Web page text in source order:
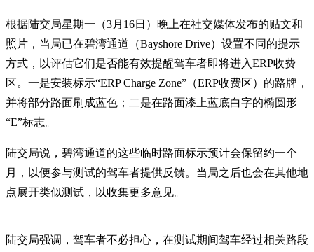
根据陆交局星期一（3月16日）晚上在社交媒体发布的贴文和
照片，当局已在碧湾通道（Bayshore Drive）设置不同的提示
方式，以评估它们是否能有效提醒驾车者即将进入ERP收费
区。一是安装标示“ERP Charge Zone”（ERP收费区）的路牌，
并将部分路面刷成蓝色；二是在路面漆上蓝底白字的椭圆形
“E”标志。
陆交局说，碧湾通道的这些临时路面标示预计会保留约一个
月，以便参与测试的驾车者提供反馈。当局之后也会在其他地
点展开类似测试，以收集更多意见。
陆交局强调，驾车者不必担心，在测试期间驾车经过相关路段